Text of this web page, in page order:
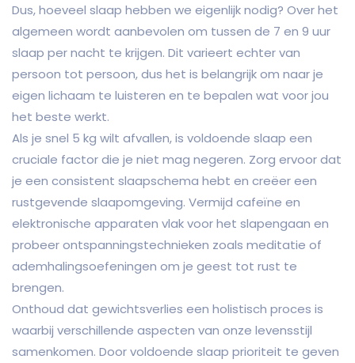
Dus, hoeveel slaap hebben we eigenlijk nodig? Over het
algemeen wordt aanbevolen om tussen de 7 en 9 uur
slaap per nacht te krijgen. Dit varieert echter van
persoon tot persoon, dus het is belangrijk om naar je
eigen lichaam te luisteren en te bepalen wat voor jou
het beste werkt.
Als je snel 5 kg wilt afvallen, is voldoende slaap een
cruciale factor die je niet mag negeren. Zorg ervoor dat
je een consistent slaapschema hebt en creëer een
rustgevende slaapomgeving. Vermijd cafeïne en
elektronische apparaten vlak voor het slapengaan en
probeer ontspanningstechnieken zoals meditatie of
ademhalingsoefeningen om je geest tot rust te
brengen.
Onthoud dat gewichtsverlies een holistisch proces is
waarbij verschillende aspecten van onze levensstijl
samenkomen. Door voldoende slaap prioriteit te geven